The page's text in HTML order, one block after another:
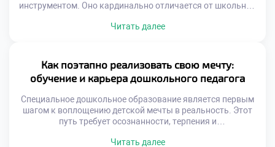
инструментом. Оно кардинально отличается от школьной
развития, а не контроль. Педагог фиксирует динамику
своевременно. Правильная оценка вдохновляет малыша
на новые свершения. Специальность «Специальное
дошкольное образование» учит гуманистическому
подходу к […]
Читать далее
Как поэтапно реализовать свою мечту:
обучение и карьера дошкольного педагога
Специальное дошкольное образование является первым
шагом к воплощению детской мечты в реальность. Этот
путь требует осознанности, терпения и
становление начинается с правильного выбора учебного
Читать далее